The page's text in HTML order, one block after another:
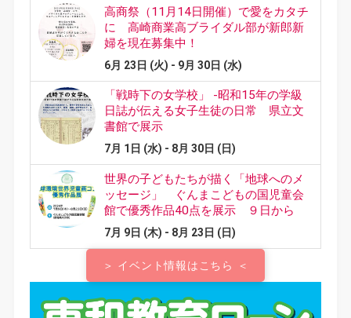
＞ イベント情報はこちら ＜